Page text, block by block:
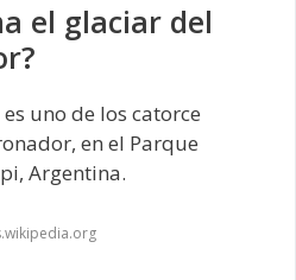
el glaciar del
uno de los catorce
en el Parque
Argentina.